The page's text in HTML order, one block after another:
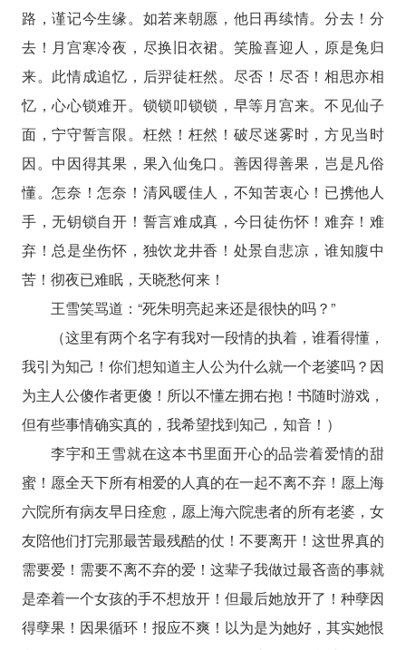
路，谨记今生缘。如若来朝愿，他日再续情。分去！分
去！月宫寒冷夜，尽换旧衣裙。笑脸喜迎人，原是兔归
来。此情成追忆，后羿徒枉然。尽否！尽否！相思亦相
忆，心心锁难开。锁锁叩锁锁，早等月宫来。不见仙子
面，宁守誓言限。枉然！枉然！破尽迷雾时，方见当时
因。中因得其果，果入仙兔口。善因得善果，岂是凡俗
懂。怎奈！怎奈！清风暖佳人，不知苦衷心！已携他人
手，无钥锁自开！誓言难成真，今日徒伤怀！难弃！难
弃！总是坐伤怀，独饮龙井香！处景自悲凉，谁知腹中
苦！彻夜已难眠，天晓愁何来！
王雪笑骂道：“死朱明亮起来还是很快的吗？”
（这里有两个名字有我对一段情的执着，谁看得懂，
我引为知己！你们想知道主人公为什么就一个老婆吗？因
为主人公傻作者更傻！所以不懂左拥右抱！书随时游戏，
但有些事情确实真的，我希望找到知己，知音！）
李宇和王雪就在这本书里面开心的品尝着爱情的甜
蜜！愿全天下所有相爱的人真的在一起不离不弃！愿上海
六院所有病友早日痊愈，愿上海六院患者的所有老婆，女
友陪他们打完那最苦最残酷的仗！不要离开！这世界真的
需要爱！需要不离不弃的爱！这辈子我做过最吝啬的事就
是牵着一个女孩的手不想放开！但最后她放开了！种孽因
得孽果！因果循环！报应不爽！以为是为她好，其实她恨